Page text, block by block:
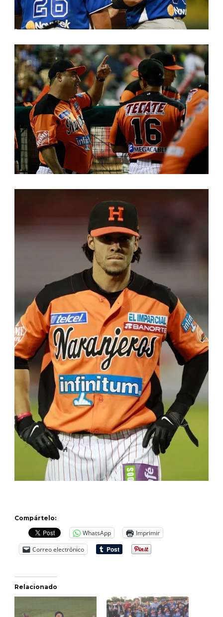
Compártelo:
WhatsApp
Imprimir
Correo electrónico
Relacionado